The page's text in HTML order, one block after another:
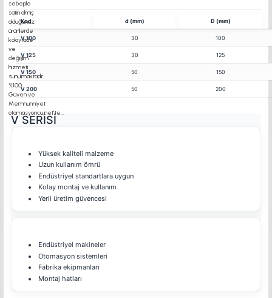
Kod d (mm) D (mm)
V 100 30 100
V 125 30 125
V 150 50 150
V 200 50 200
V SERİSİ
Yüksek kaliteli malzeme
Uzun kullanım ömrü
Endüstriyel standartlara uygun
Kolay montaj ve kullanım
Yerli üretim güvencesi
Endüstriyel makineler
Otomasyon sistemleri
Fabrika ekipmanları
Montaj hatları